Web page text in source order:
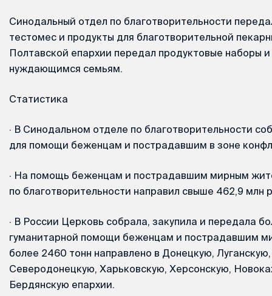
Синодальный отдел по благотворительности
тестомес и продукты для благотворительной
Полтавской епархии передал продуктовые наборы
нуждающимся семьям.
Статистика
· В Синодальном отделе по благотворительности
для помощи беженцам и пострадавшим в зоне
· На помощь беженцам и пострадавшим мирным
по благотворительности направил свыше 462,9 млн
· В России Церковь собрала, закупила и передала
гуманитарной помощи беженцам и пострадавшим
более 2460 тонн направлено в Донецкую,
Северодонецкую, Харьковскую, Херсонскую,
Бердянскую епархии.